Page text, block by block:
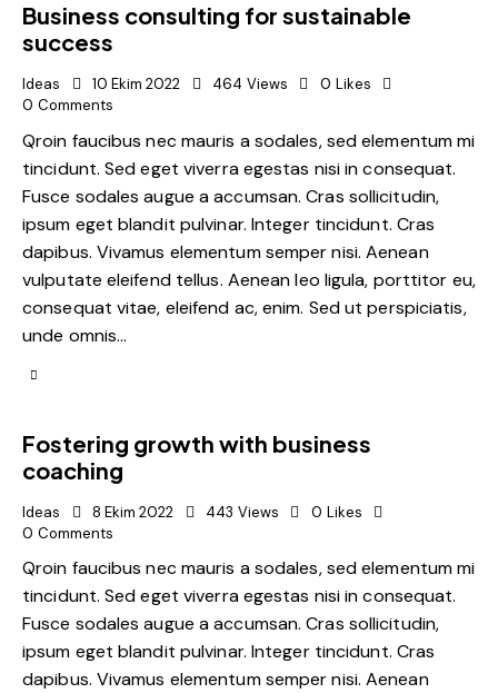
Business consulting for sustainable
success
Ideas 10 Ekim 2022 464 Views 0 Likes
0 Comments
Qroin faucibus nec mauris a sodales, sed elementum mi
tincidunt. Sed eget viverra egestas nisi in consequat.
Fusce sodales augue a accumsan. Cras sollicitudin,
ipsum eget blandit pulvinar. Integer tincidunt. Cras
dapibus. Vivamus elementum semper nisi. Aenean
vulputate eleifend tellus. Aenean leo ligula, porttitor eu,
consequat vitae, eleifend ac, enim. Sed ut perspiciatis,
unde omnis…
Fostering growth with business
coaching
Ideas 8 Ekim 2022 443 Views 0 Likes
0 Comments
Qroin faucibus nec mauris a sodales, sed elementum mi
tincidunt. Sed eget viverra egestas nisi in consequat.
Fusce sodales augue a accumsan. Cras sollicitudin,
ipsum eget blandit pulvinar. Integer tincidunt. Cras
dapibus. Vivamus elementum semper nisi. Aenean